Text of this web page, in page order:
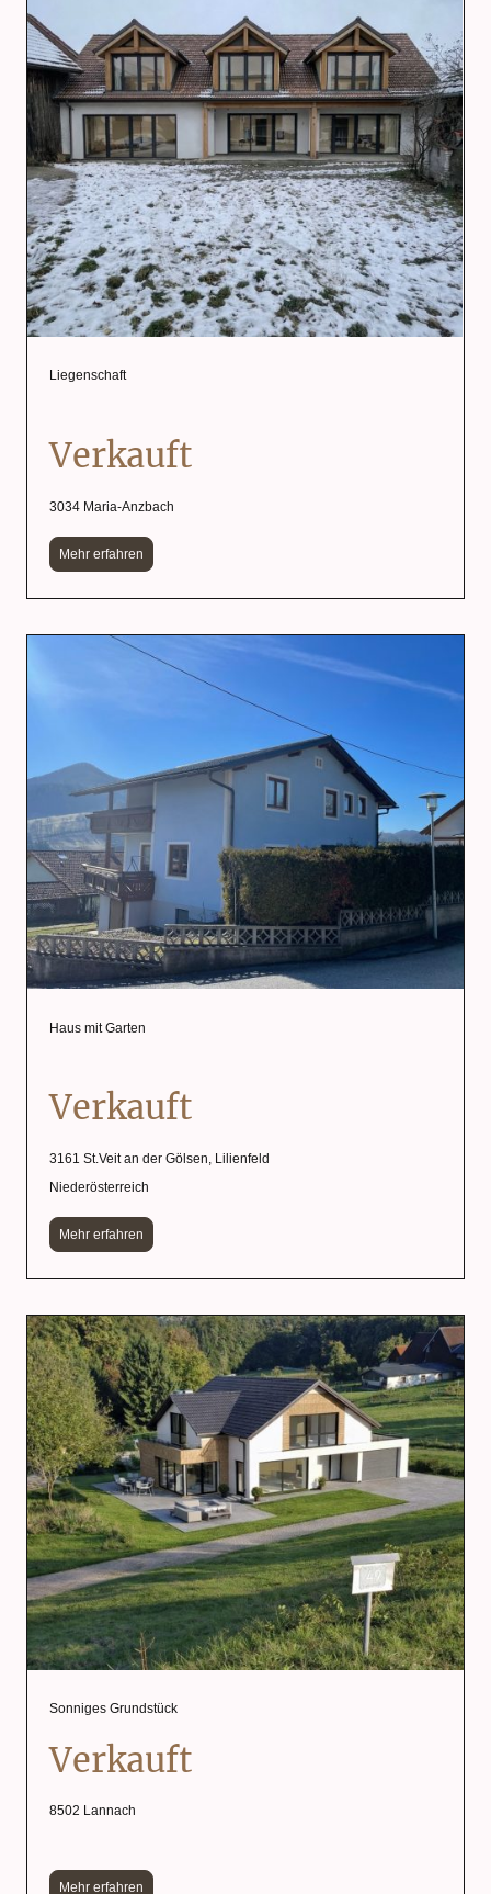
Liegenschaft
Verkauft
3034 Maria-Anzbach
Mehr erfahren
Haus mit Garten
Verkauft
3161 St.Veit an der Gölsen, Lilienfeld
Niederösterreich
Mehr erfahren
Sonniges Grundstück
Verkauft
8502 Lannach
Mehr erfahren